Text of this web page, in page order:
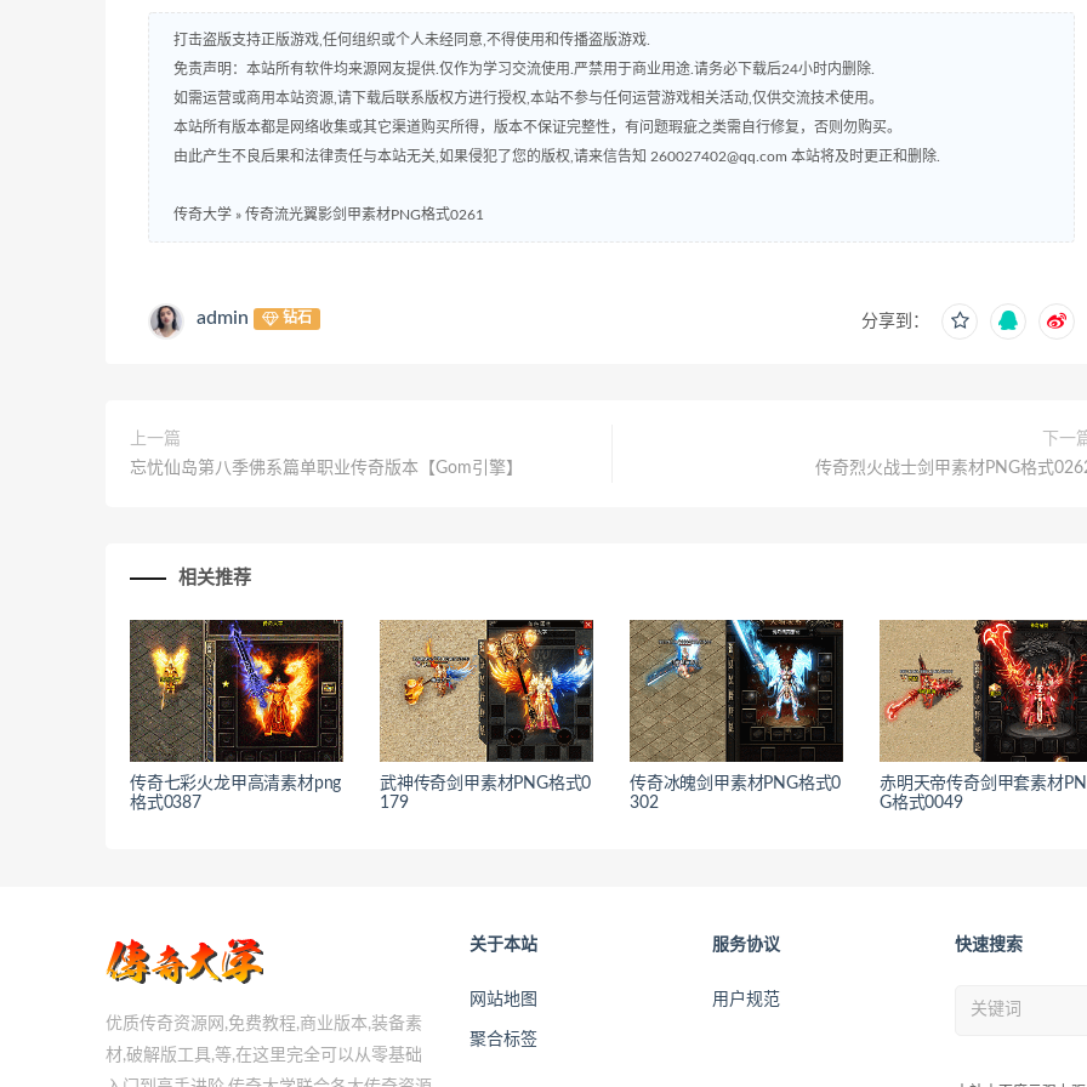
打击盗版支持正版游戏,任何组织或个人未经同意,不得使用和传播盗版游戏.
免责声明：本站所有软件均来源网友提供.仅作为学习交流使用.严禁用于商业用途.请务必下载后24小时内删除.
如需运营或商用本站资源,请下载后联系版权方进行授权,本站不参与任何运营游戏相关活动,仅供交流技术使用。
本站所有版本都是网络收集或其它渠道购买所得，版本不保证完整性，有问题瑕疵之类需自行修复，否则勿购买。
由此产生不良后果和法律责任与本站无关,如果侵犯了您的版权,请来信告知 260027402@qq.com 本站将及时更正和删除.
传奇大学 » 传奇流光翼影剑甲素材PNG格式0261
admin 钻石 分享到：
上一篇
忘忧仙岛第八季佛系篇单职业传奇版本【Gom引擎】
下一
传奇烈火战士剑甲素材PNG格式
相关推荐
传奇七彩火龙甲高清素材png
格式0387
武神传奇剑甲素材PNG格式0
179
传奇冰魄剑甲素材PNG格式0
302
赤明天帝传奇剑甲套素材PN
G格式0049
优质传奇资源网,免费教程,商业版本,装备素
材,破解版工具,等,在这里完全可以从零基础
关于本站
网站地图
聚合标签
服务协议
用户规范
快速搜索